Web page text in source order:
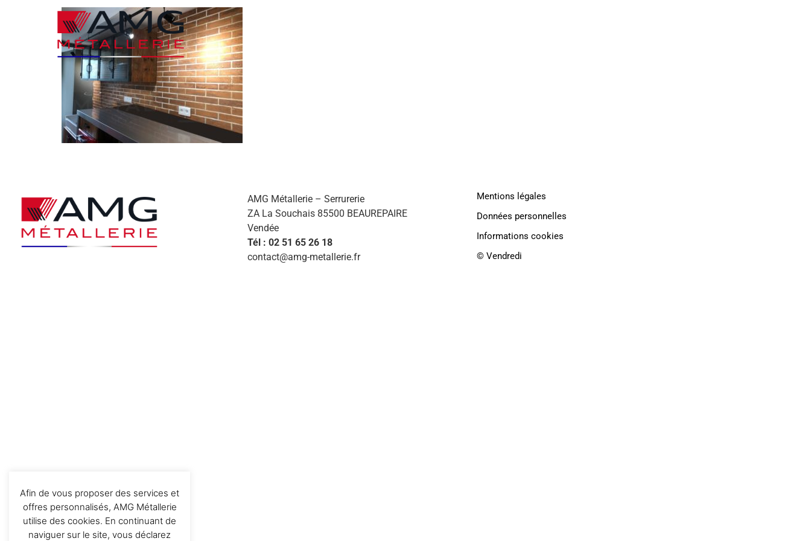
AMG Métallerie – Serrurerie
ZA La Souchais 85500 BEAUREPAIRE
Vendée
Tél : 02 51 65 26 18
contact@amg-metallerie.fr
Mentions légales
Données personnelles
Informations cookies
©️ Vendredi
Afin de vous proposer des services et
offres personnalisés, AMG Métallerie
utilise des cookies. En continuant de
naviguer sur le site, vous déclarez